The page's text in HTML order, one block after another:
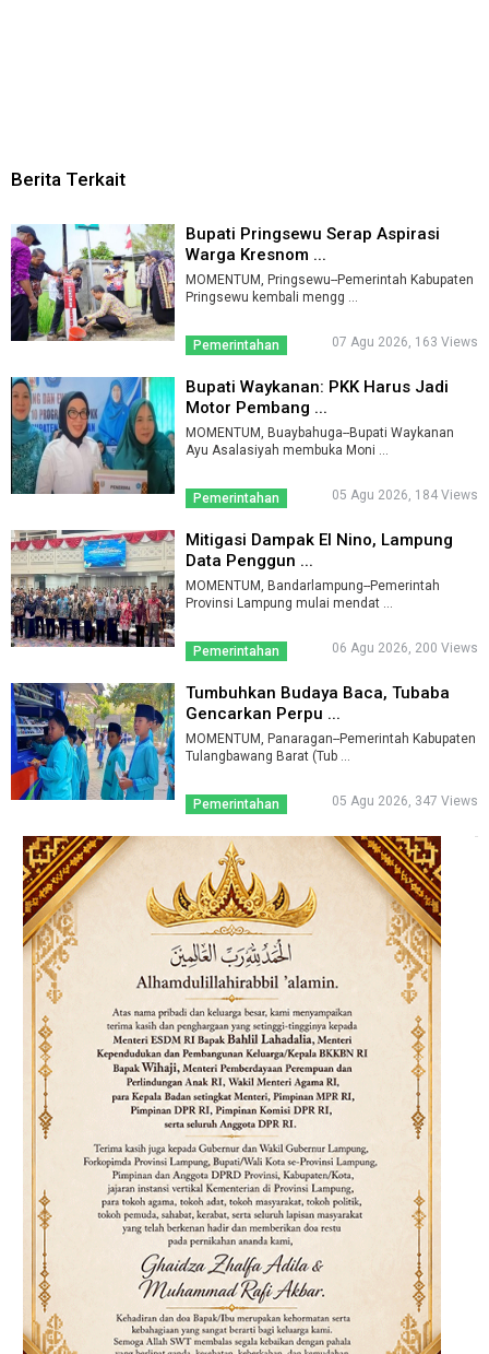
Berita Terkait
Bupati Pringsewu Serap Aspirasi
Warga Kresnom ...
MOMENTUM, Pringsewu--Pemerintah Kabupaten
Pringsewu kembali mengg ...
Pemerintahan 07 Agu 2026, 163 Views
Bupati Waykanan: PKK Harus Jadi
Motor Pembang ...
MOMENTUM, Buaybahuga--Bupati Waykanan
Ayu Asalasiyah membuka Moni ...
Pemerintahan 05 Agu 2026, 184 Views
Mitigasi Dampak El Nino, Lampung
Data Penggun ...
MOMENTUM, Bandarlampung--Pemerintah
Provinsi Lampung mulai mendat ...
Pemerintahan 06 Agu 2026, 200 Views
Tumbuhkan Budaya Baca, Tubaba
Gencarkan Perpu ...
MOMENTUM, Panaragan--Pemerintah Kabupaten
Tulangbawang Barat (Tub ...
Pemerintahan 05 Agu 2026, 347 Views